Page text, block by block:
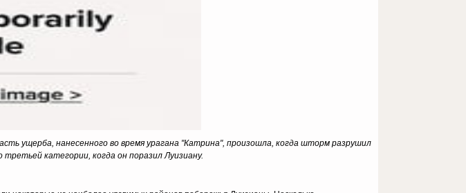
ущерба, нанесенного во время урагана "Катрина", произошла, когда шторм разрушил
категории, когда он поразил Луизиану.